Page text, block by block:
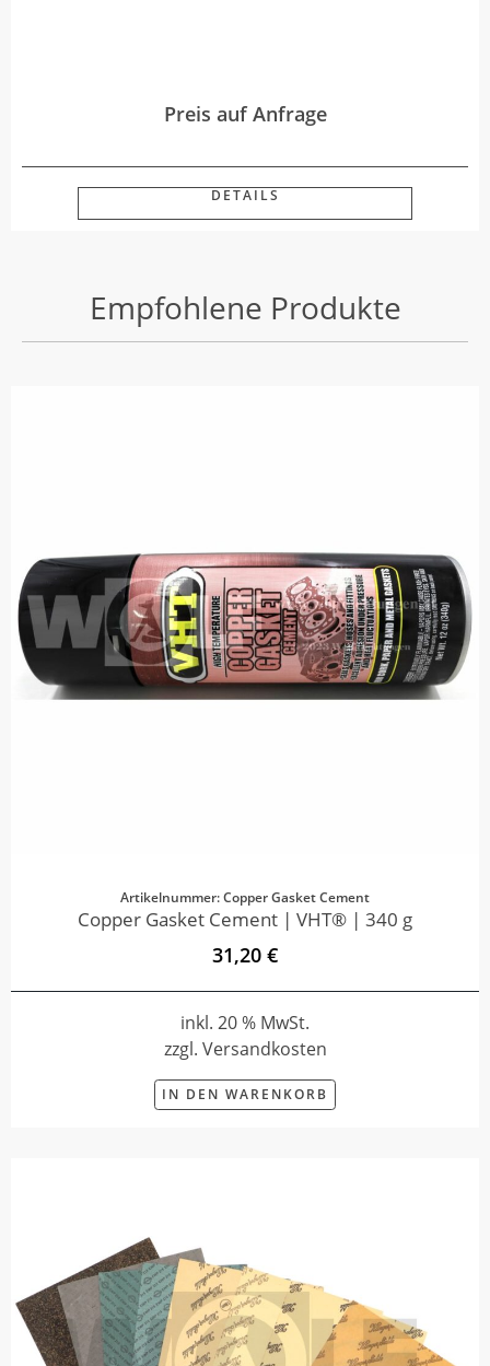
Preis auf Anfrage
DETAILS
Empfohlene Produkte
Artikelnummer: Copper Gasket Cement
Copper Gasket Cement | VHT® | 340 g
31,20 €
inkl. 20 % MwSt.
zzgl. Versandkosten
IN DEN WARENKORB